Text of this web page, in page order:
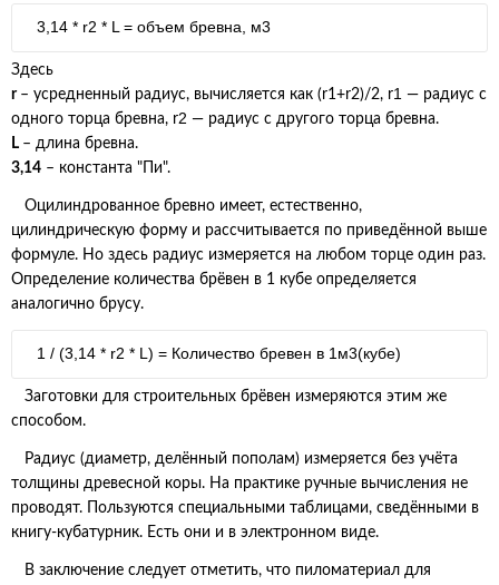
3,14 * r2 * L = объем бревна, м3
Здесь
r – усредненный радиус, вычисляется как (r1+r2)/2, r1 — радиус с
одного торца бревна, r2 — радиус с другого торца бревна.
L – длина бревна.
3,14 – константа "Пи".
Оцилиндрованное бревно имеет, естественно,
цилиндрическую форму и рассчитывается по приведённой выше
формуле. Но здесь радиус измеряется на любом торце один раз.
Определение количества брёвен в 1 кубе определяется
аналогично брусу.
1 / (3,14 * r2 * L) = Количество бревен в 1м3(кубе)
Заготовки для строительных брёвен измеряются этим же
способом.
Радиус (диаметр, делённый пополам) измеряется без учёта
толщины древесной коры. На практике ручные вычисления не
проводят. Пользуются специальными таблицами, сведёнными в
книгу-кубатурник. Есть они и в электронном виде.
В заключение следует отметить, что пиломатериал для